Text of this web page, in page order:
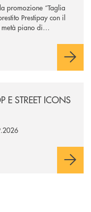
promozione “Taglia
Prestipay con il
piano di
E STREET ICONS